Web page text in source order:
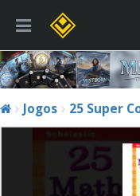
Jogos 25 Super